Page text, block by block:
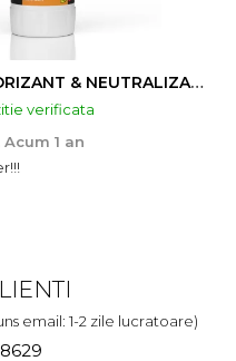
CLUB4PETS ODORIZANT & NEUTRALIZATOR DE MIROS PENTRU LITIERĂ, CU AROMĂ DE FRUCTE, 500g
verificata
Acum 1 an
email: 1-2 zile lucratoare)